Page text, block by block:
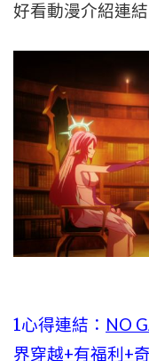
好看動漫介紹連
1心得連結： NO
界穿越+有福利+奇